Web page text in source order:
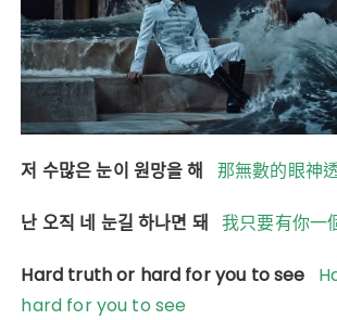
저 수많은 눈이 원망을 해那無數的眼神
난 오직 네 눈길 하나면 돼我只要有你一
Hard truth or hard for you to see
hard for you to see